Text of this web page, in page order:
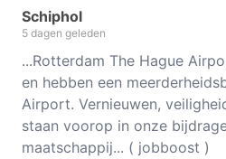
Schiphol
5 dagen geleden
...Rotterdam The Hague
en hebben een
Airport. Vernieuwen,
staan voorop in onze
maatschappij... ( jobboost )